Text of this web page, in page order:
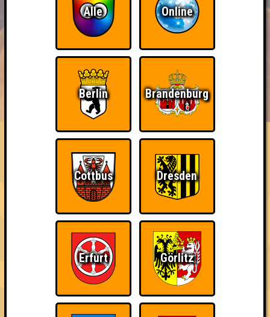
HIGHSCORE RESERVIERUNG
FAQ ÜBER UNS
Errungenschaften
Kleiner Hinweis: bei uns sind Teams, die in einem Stechen
verlieren, trotzdem auf dem 1. Platz - den haben sie sich
schließlich verdient! Entsprechend gibt es für diese auch
Errungenschaften für den 1. Platz.
Alle Online
Berlin Brandenburg
Cottbus Dresden
Erfurt Görlitz